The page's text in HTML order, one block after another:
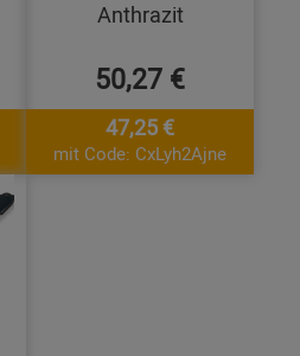
Anthrazit
50,27 €
47,25 €
mit Code: CxLyh2Ajne